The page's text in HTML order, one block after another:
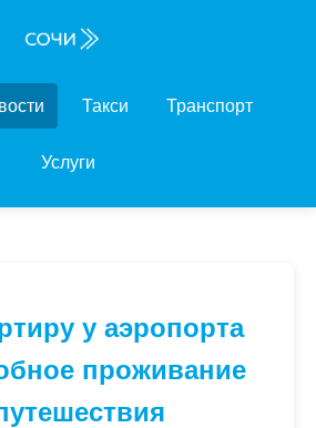
Такси Транспорт
Услуги
у аэропорта
проживание